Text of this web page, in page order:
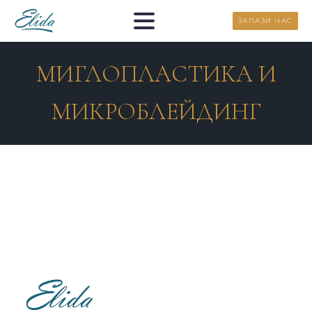
ЗАПАЗИ ЧАС
МИГЛОПЛАСТИКА И
МИКРОБЛЕЙДИНГ